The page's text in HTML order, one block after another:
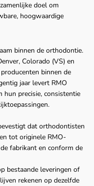
doel om
hoogwaardige
binnen de orthodontie.
Colorado (VS) en
binnen de
jaar levert RMO
hun precisie, consistentie
dat orthodontisten
tot originele RMO-
fabrikant en conform de
bestaande leveringen of
rekenen op dezelfde